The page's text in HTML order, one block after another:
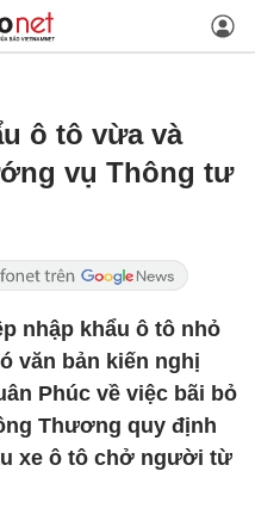
ô tô vừa và
vụ Thông tư
nhập khẩu ô tô nhỏ
văn bản kiến nghị
Phúc về việc bãi bỏ
Thương quy định
xe ô tô chở người từ